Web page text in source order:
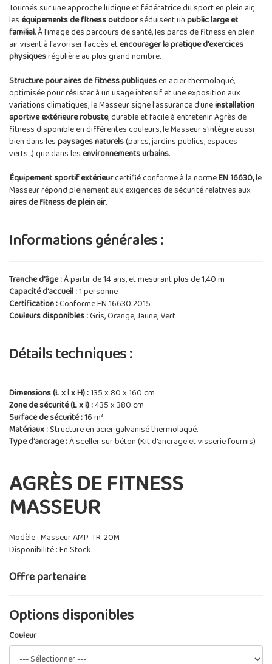
Tournés sur une approche ludique et fédératrice du sport en plein air,
leséquipements de fitness outdoorséduisent unpublic large et
familial. À l'image des parcours de santé, les parcs de fitness en plein
air visent à favoriser l'accès etencourager la pratique d'exercices
physiquesrégulière au plus grand nombre.
Structure pour aires de fitness publiquesen acier thermolaqué,
optimisée pour résister à un usage intensif et une exposition aux
variations climatiques, le Masseur signe l'assurance d'uneinstallation
sportive extérieure robuste, durable et facile à entretenir. Agrès de
fitness disponible en différentes couleurs, le Masseur s'intègre aussi
bien dans lespaysages naturels(parcs, jardins publics, espaces
verts...) que dans lesenvironnements urbains.
Équipement sportif extérieurcertifié conforme à la normeEN 16630,le
Masseur répond pleinement aux exigences de sécurité relatives aux
aires de fitness de plein air.
Informations générales :
Tranche d'âge :À partir de 14 ans, et mesurant plus de 1,40 m
Capacité d'accueil :1 personne
Certification :Conforme EN 16630:2015
Couleurs disponibles :Gris, Orange, Jaune, Vert
Détails techniques :
Dimensions (L x l x H) :135 x 80 x 160 cm
Zone de sécurité (L x l) :435 x 380 cm
Surface de sécurité :16 m²
Matériaux :Structure en acier galvanisé thermolaqué.
Type d'ancrage :À sceller sur béton (Kit d'ancrage et visserie fournis)
AGRÈS DE FITNESS
MASSEUR
Modèle : Masseur AMP-TR-20M
Disponibilité : En Stock
Offre partenaire
Options disponibles
Couleur